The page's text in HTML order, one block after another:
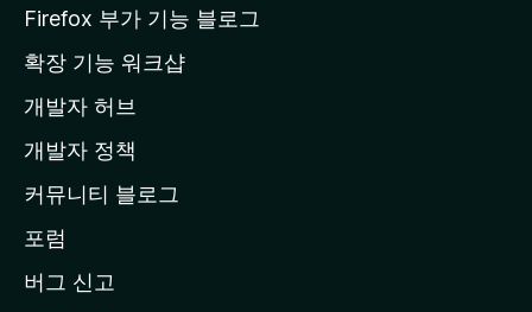
a
페
이
지
이
동
Firefox 부가 기능 블로그
확장 기능 워크샵
개발자 허브
개발자 정책
커뮤니티 블로그
포럼
버그 신고